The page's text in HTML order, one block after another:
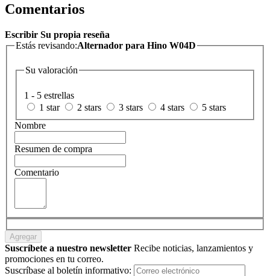
Comentarios
Escribir Su propia reseña
Estás revisando:Alternador para Hino W04D
Su valoración
1 - 5 estrellas
1 star
2 stars 3 stars 4 stars
5 stars
Nombre
Resumen de compra
Comentario
Agregar
Suscríbete a nuestro newsletter Recibe noticias, lanzamientos y
promociones en tu correo.
Suscríbase al boletín informativo: